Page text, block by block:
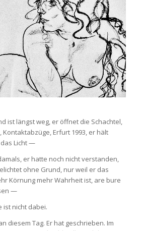
ist längst weg, er öffnet die Schachtel,
Erfurt 1993, er hält
Licht —
er hatte noch nicht verstanden,
ohne Grund, nur weil er das
Körnung mehr Wahrheit ist, are bure
—
ist nicht dabei.
diesem Tag. Er hat geschrieben. Im